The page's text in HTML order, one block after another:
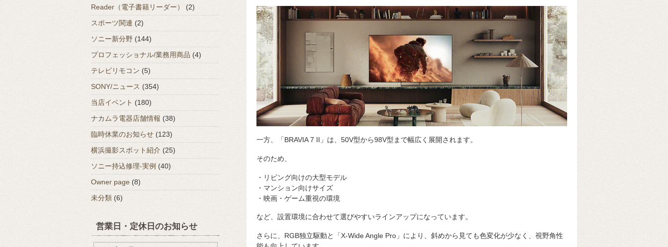
一方、「BRAVIA 7 II」は、50V型から98V型まで幅広く展開されます。
そのため、
・リビング向けの大型モデル
・マンション向けサイズ
・映画・ゲーム重視の環境
など、設置環境に合わせて選びやすいラインアップになっています。
さらに、RGB独立駆動と「X-Wide Angle Pro」により、斜めから見ても色変化が少なく、視野角性
Reader（電子書籍リーダー）
(2)
スポーツ関連 (2)
ソニー新分野 (144)
プロフェッショナル/業務用商品 (4)
テレビリモコン (5)
SONY/ニュース (354)
当店イベント (180)
ナカムラ電器店舗情報 (38)
臨時休業のお知らせ (123)
横浜撮影スポット紹介 (25)
ソニー持込修理-実例 (40)
Owner page (8)
未分類 (6)
営業日・定休日のお知らせ